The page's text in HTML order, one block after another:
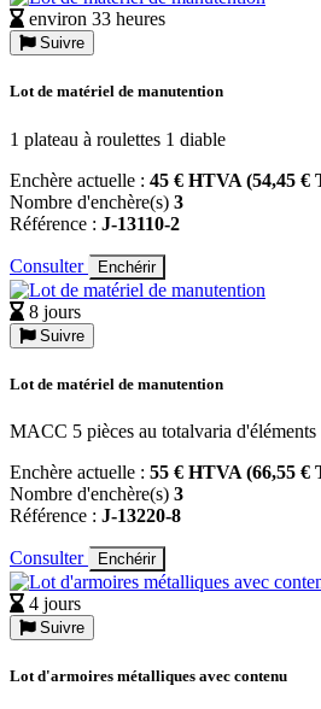
environ 33 heures
Suivre
Lot de matériel de manutention
1 plateau à roulettes 1 diable
Enchère actuelle : 45 € HTVA (54,45 €
Nombre d'enchère(s) 3
Référence : J-13110-2
Consulter Enchérir
8 jours
Suivre
Lot de matériel de manutention
MACC 5 pièces au totalvaria d'éléments
Enchère actuelle : 55 € HTVA (66,55 €
Nombre d'enchère(s) 3
Référence : J-13220-8
Consulter Enchérir
4 jours
Suivre
Lot d'armoires métalliques avec contenu